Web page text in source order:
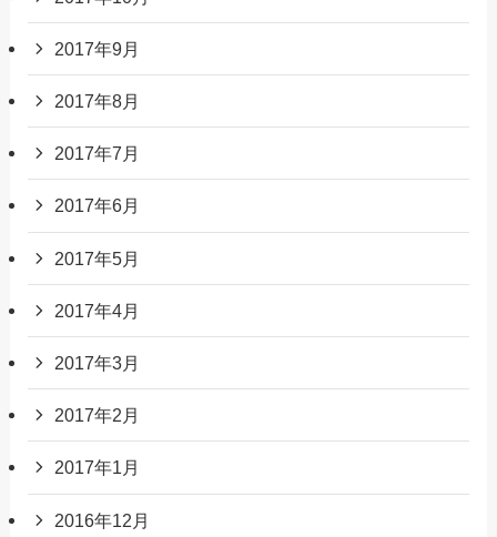
2017年9月
2017年8月
2017年7月
2017年6月
2017年5月
2017年4月
2017年3月
2017年2月
2017年1月
2016年12月